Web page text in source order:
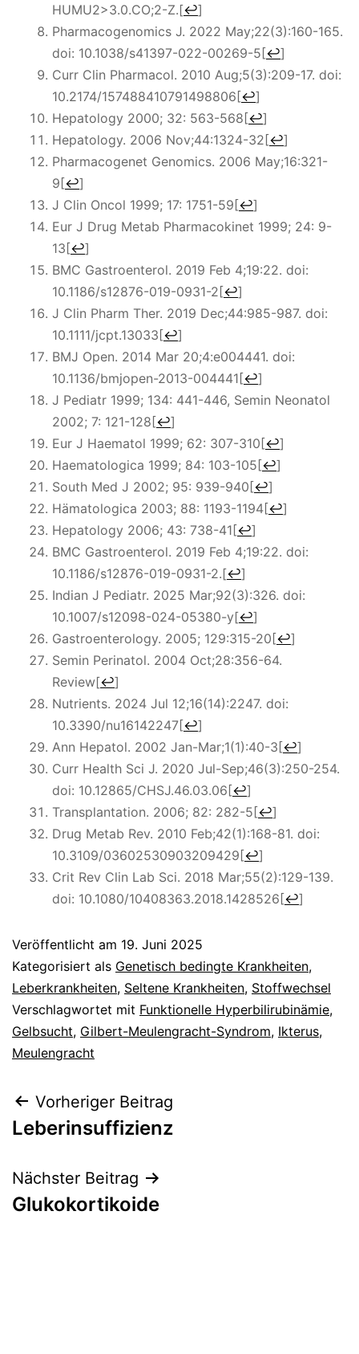
HUMU2>3.0.CO;2-Z.[↩]
Pharmacogenomics J. 2022 May;22(3):160-165.
doi: 10.1038/s41397-022-00269-5[↩]
Curr Clin Pharmacol. 2010 Aug;5(3):209-17. doi:
10.2174/157488410791498806[↩]
Hepatology 2000; 32: 563-568[↩]
Hepatology. 2006 Nov;44:1324-32[↩]
Pharmacogenet Genomics. 2006 May;16:321-
9[↩]
J Clin Oncol 1999; 17: 1751-59[↩]
Eur J Drug Metab Pharmacokinet 1999; 24: 9-
13[↩]
BMC Gastroenterol. 2019 Feb 4;19:22. doi:
10.1186/s12876-019-0931-2[↩]
J Clin Pharm Ther. 2019 Dec;44:985-987. doi:
10.1111/jcpt.13033[↩]
BMJ Open. 2014 Mar 20;4:e004441. doi:
10.1136/bmjopen-2013-004441[↩]
J Pediatr 1999; 134: 441-446, Semin Neonatol
2002; 7: 121-128[↩]
Eur J Haematol 1999; 62: 307-310[↩]
Haematologica 1999; 84: 103-105[↩]
South Med J 2002; 95: 939-940[↩]
Hämatologica 2003; 88: 1193-1194[↩]
Hepatology 2006; 43: 738-41[↩]
BMC Gastroenterol. 2019 Feb 4;19:22. doi:
10.1186/s12876-019-0931-2.[↩]
Indian J Pediatr. 2025 Mar;92(3):326. doi:
10.1007/s12098-024-05380-y[↩]
Gastroenterology. 2005; 129:315-20[↩]
Semin Perinatol. 2004 Oct;28:356-64.
Review[↩]
Nutrients. 2024 Jul 12;16(14):2247. doi:
10.3390/nu16142247[↩]
Ann Hepatol. 2002 Jan-Mar;1(1):40-3[↩]
Curr Health Sci J. 2020 Jul-Sep;46(3):250-254.
doi: 10.12865/CHSJ.46.03.06[↩]
Transplantation. 2006; 82: 282-5[↩]
Drug Metab Rev. 2010 Feb;42(1):168-81. doi:
10.3109/03602530903209429[↩]
Crit Rev Clin Lab Sci. 2018 Mar;55(2):129-139.
doi: 10.1080/10408363.2018.1428526[↩]
Veröffentlicht am 19. Juni 2025
Kategorisiert als Genetisch bedingte Krankheiten,
Leberkrankheiten, Seltene Krankheiten, Stoffwechsel
Verschlagwortet mit Funktionelle Hyperbilirubinämie,
Gelbsucht, Gilbert-Meulengracht-Syndrom, Ikterus,
Meulengracht
Beitragsnavigation
Vorheriger Beitrag
Leberinsuffizienz
Nächster Beitrag
Glukokortikoide